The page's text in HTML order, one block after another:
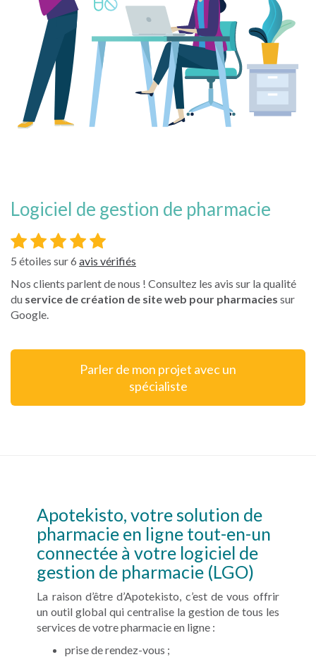
logiciel de gestion de pharmacie
5 étoiles sur6 avis vérifiés
Nos clients parlent de nous ! Consultez les avis sur la qualité
du service de création de site web pour pharmacies sur
Google.
Parler de mon projet avec un
spécialiste
Apotekisto, votre solution de
pharmacie en ligne tout-en-un
connectée à votre logiciel de
gestion de pharmacie (LGO)
La raison d’être d’Apotekisto, c’est de vous offrir
un outil global qui centralise la gestion de tous les
services de votre pharmacie en ligne :
prise de rendez-vous ;